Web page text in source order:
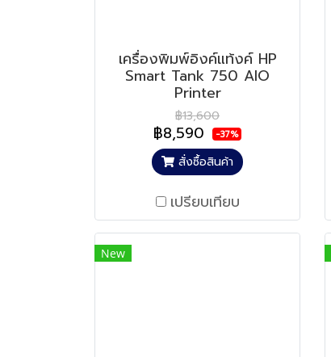
เครื่องพิมพ์อิงค์แท้งค์ HP
Smart Tank 750 AIO
Printer
฿13,600
฿8,590 -37%
สั่งซื้อสินค้า
เปรียบเทียบ
New